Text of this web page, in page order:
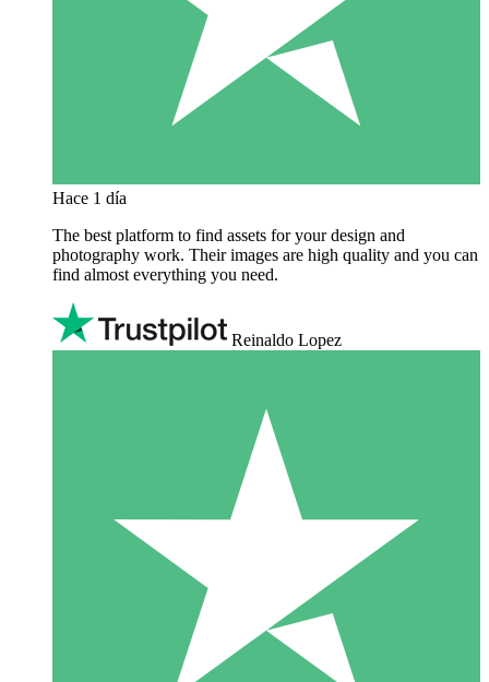
Hace 1 día
The best platform to find assets for your design and
photography work. Their images are high quality and you can
find almost everything you need.
Reinaldo Lopez